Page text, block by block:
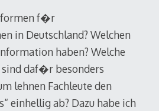
f�r
in Deutschland? Welchen
haben? Welche
daf�r besonders
lehnen Fachleute den
einhellig ab? Dazu habe ich